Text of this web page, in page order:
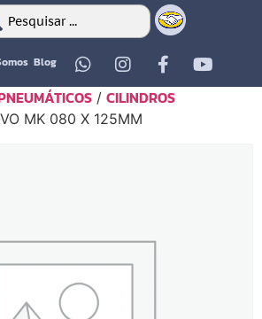
Blog
/ CILINDROS
MK 080 X 125MM